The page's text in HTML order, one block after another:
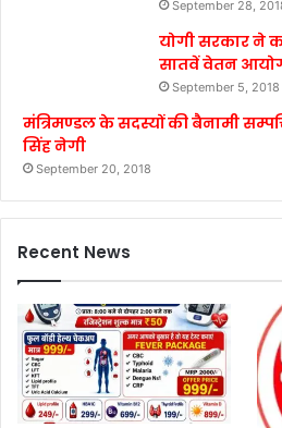
September 28,
योगी सरकार ने
सातवें वेतन
September 5, 2018
मंत्रिमण्डल के सदस्यों की बैनामी
सिंह नेगी
September 20, 2018
Recent News